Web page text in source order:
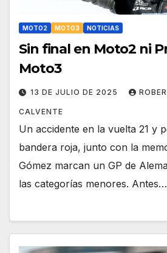
MOTO2 MOTO3 NOTICIAS
Sin final en Moto2 ni
Moto3
13 DE JULIO DE 2025
CALVENTE
Un accidente en la vuelta 21 y
bandera roja, junto con la
Gómez marcan un GP de
las categorías menores. Antes…